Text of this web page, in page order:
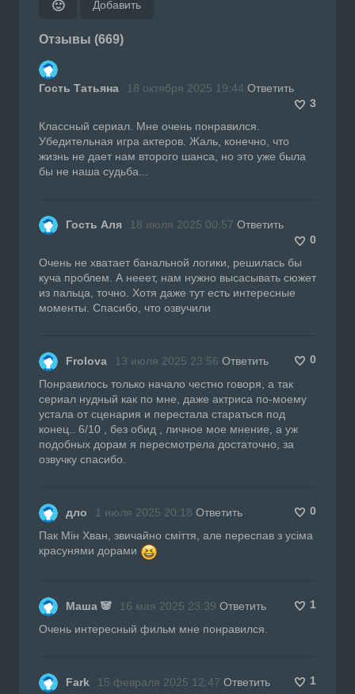
🙂 Добавить
Отзывы (669)
Гость Татьяна 18 октября 2025 19:44 Ответить
3
Классный сериал. Мне очень понравился.
Убедительная игра актеров. Жаль, конечно, что
жизнь не дает нам второго шанса, но это уже была
бы не наша судьба...
Гость Аля 18 июля 2025 00:57 Ответить
0
Очень не хватает банальной логики, решилась бы
куча проблем. А нееет, нам нужно высасывать сюжет
из пальца, точно. Хотя даже тут есть интересные
моменты. Спасибо, что озвучили
Frolova 13 июля 2025 23:56 Ответить
0
Понравилось только начало честно говоря, а так
сериал нудный как по мне, даже актриса по-моему
устала от сценария и перестала стараться под
конец.. 6/10 , без обид , личное мое мнение, а уж
подобных дорам я пересмотрела достаточно, за
озвучку спасибо.
дло 1 июля 2025 20:18 Ответить
0
Пак Мін Хван, звичайно сміття, але переспав з усіма
красунями дорами
Маша 🐼 16 мая 2025 23:39 Ответить
1
Очень интересный фильм мне понравился.
Fark 15 февраля 2025 12:47 Ответить
1